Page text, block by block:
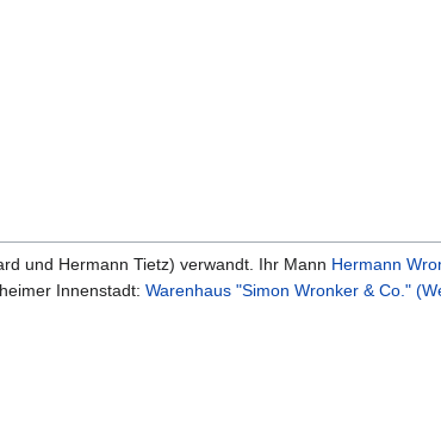
und Hermann Tietz) verwandt. Ihr Mann Hermann
Innenstadt: Warenhaus "Simon Wronker & Co."